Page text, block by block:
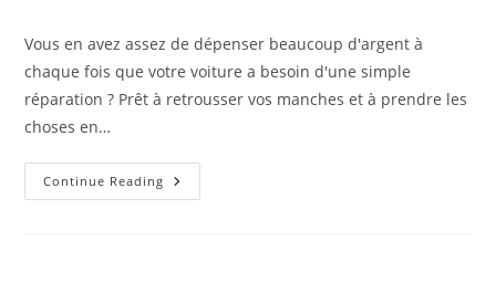
Vous en avez assez de dépenser beaucoup d'argent à
chaque fois que votre voiture a besoin d'une simple
réparation ? Prêt à retrousser vos manches et à prendre les
choses en…
Continue Reading Les
Tenants